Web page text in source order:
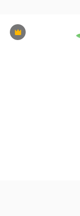
Премиум